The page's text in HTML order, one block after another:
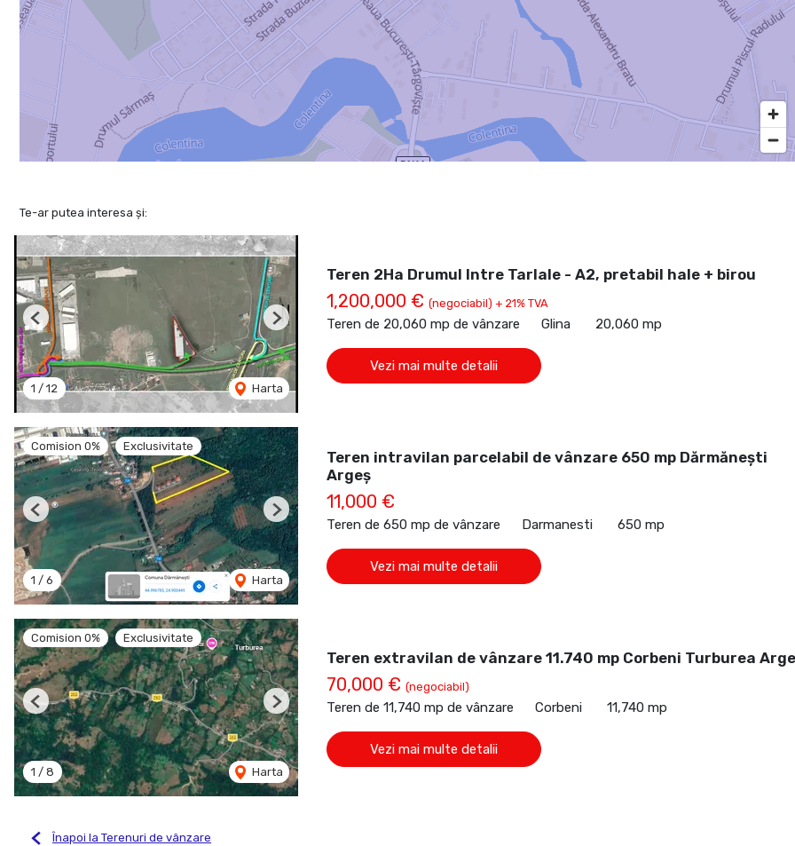
Te-ar putea interesa și:
1 / 12 Harta
Previous Next
Teren 2Ha Drumul Intre Tarlale - A2, pretabil hale + birou
1,200,000 € (negociabil) + 21% TVA
Teren de 20,060 mp de vânzare Glina 20,060 mp
Vezi mai multe detalii
Comision 0% Exclusivitate
1 / 6 Harta
Previous Next
Teren intravilan parcelabil de vânzare 650 mp Dărmănești
Argeș
11,000 €
Teren de 650 mp de vânzare Darmanesti 650 mp
Vezi mai multe detalii
Comision 0% Exclusivitate
1 / 8 Harta
Previous Next
Teren extravilan de vânzare 11.740 mp Corbeni Turburea
70,000 € (negociabil)
Teren de 11,740 mp de vânzare Corbeni 11,740 mp
Vezi mai multe detalii
Înapoi la Terenuri de vânzare